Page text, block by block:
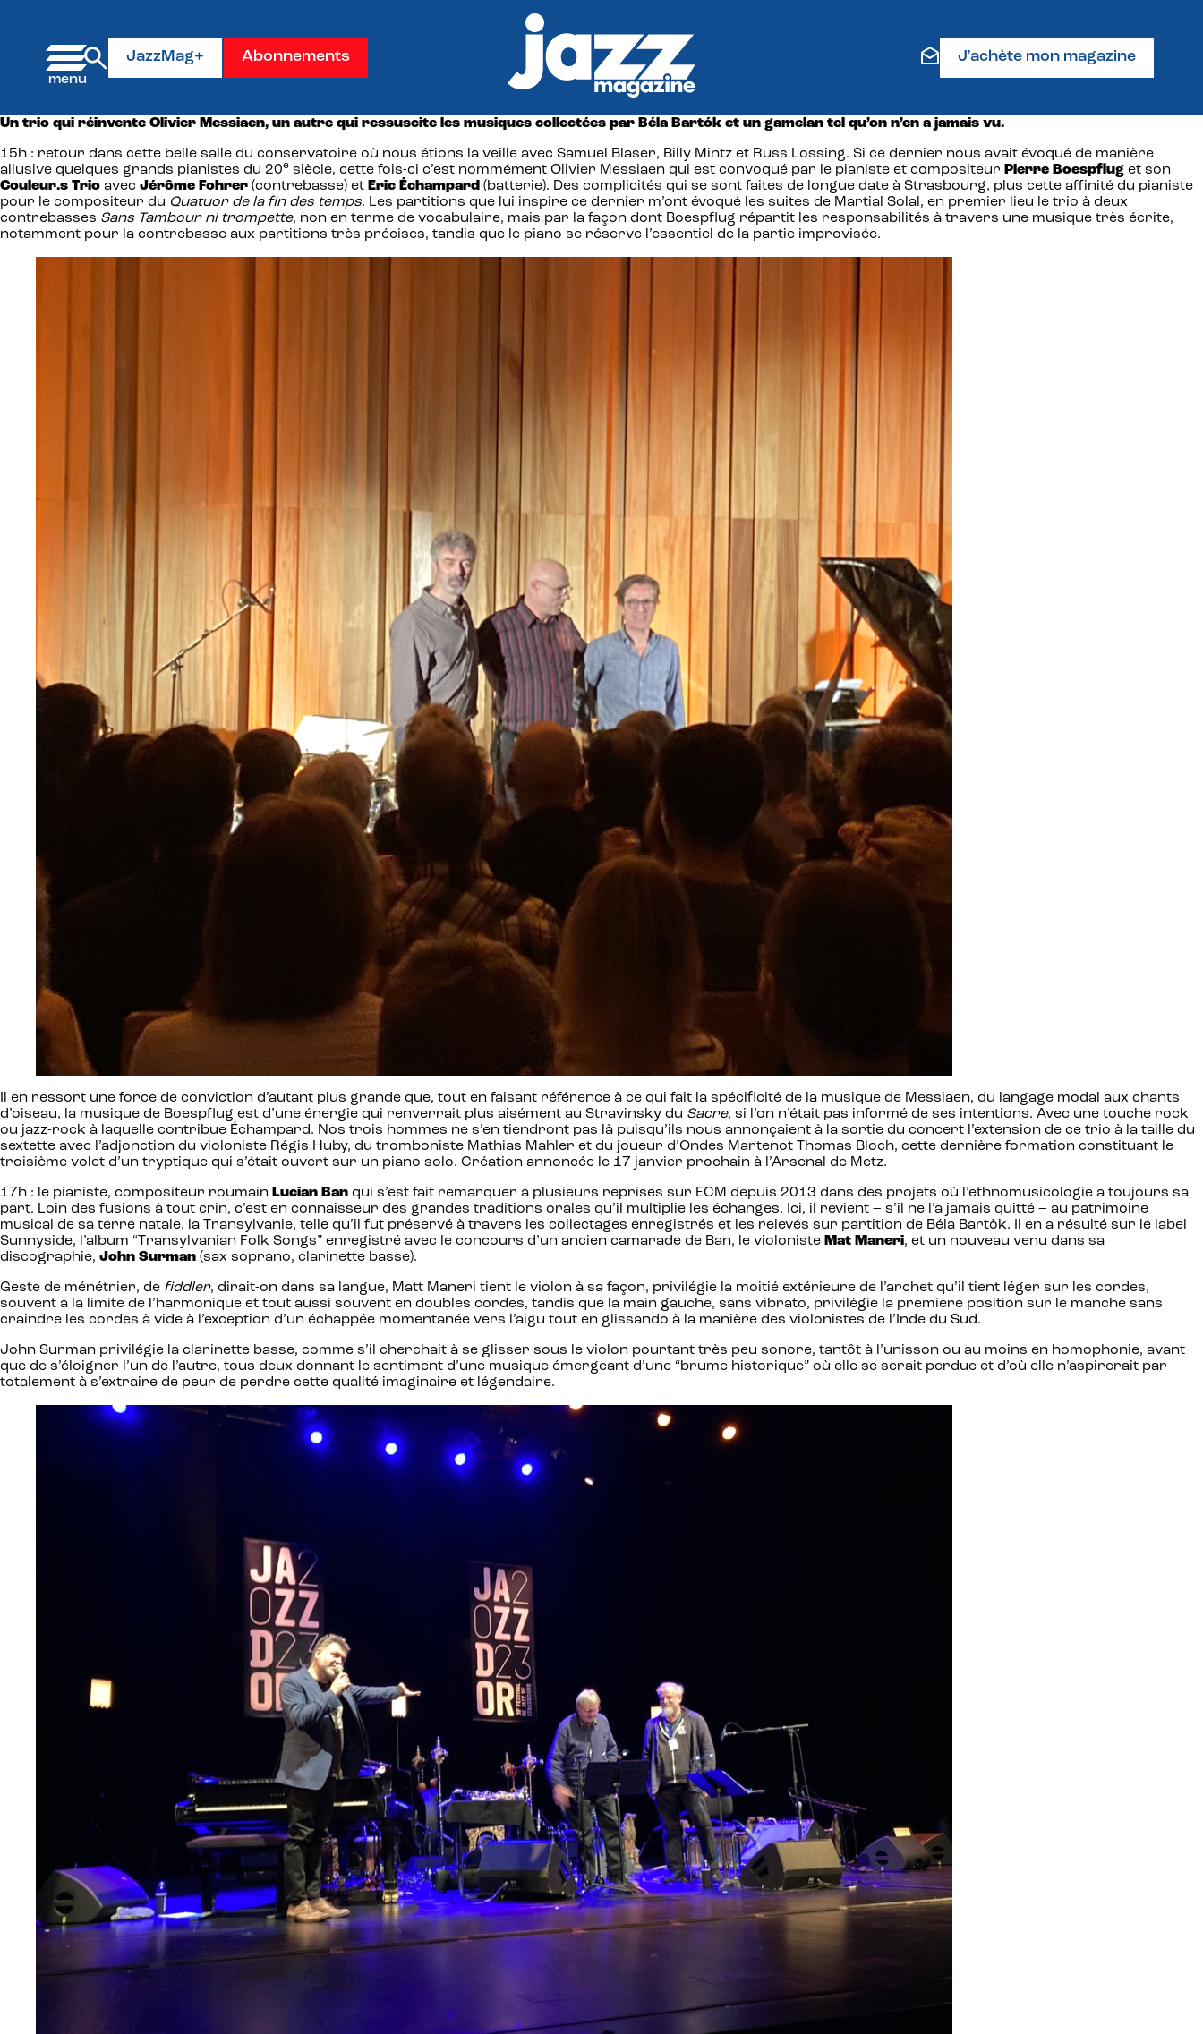
JazzMag+ Abonnements J'achète mon magazine
Un trio qui réinvente Olivier Messiaen, un autre qui ressuscite les musiques collectées par Béla Bartók et un gamelan tel qu’on n’en a jamais vu.
15h : retour dans cette belle salle du conservatoire où nous étions la veille avec Samuel Blaser, Billy Mintz et Russ Lossing. Si ce dernier nous avait évoqué de manière
allusive quelques grands pianistes du 20e siècle, cette fois-ci c’est nommément Olivier Messiaen qui est convoqué par le pianiste et compositeur Pierre Boespflug et son
Couleur.s Trio avec Jérôme Fohrer (contrebasse) et Eric Échampard (batterie). Des complicités qui se sont faites de longue date à Strasbourg, plus cette affinité du pianiste
pour le compositeur du Quatuor de la fin des temps. Les partitions que lui inspire ce dernier m’ont évoqué les suites de Martial Solal, en premier lieu le trio à deux
contrebasses Sans Tambour ni trompette, non en terme de vocabulaire, mais par la façon dont Boespflug répartit les responsabilités à travers une musique très écrite,
notamment pour la contrebasse aux partitions très précises, tandis que le piano se réserve l’essentiel de la partie improvisée.
Il en ressort une force de conviction d’autant plus grande que, tout en faisant référence à ce qui fait la spécificité de la musique de Messiaen, du langage modal aux chants
d’oiseau, la musique de Boespflug est d’une énergie qui renverrait plus aisément au Stravinsky du Sacre, si l’on n’était pas informé de ses intentions. Avec une touche rock
ou jazz-rock à laquelle contribue Échampard. Nos trois hommes ne s’en tiendront pas là puisqu’ils nous annonçaient à la sortie du concert l’extension de ce trio à la taille du
sextette avec l’adjonction du violoniste Régis Huby, du tromboniste Mathias Mahler et du joueur d’Ondes Martenot Thomas Bloch, cette dernière formation constituant le
troisième volet d’un tryptique qui s’était ouvert sur un piano solo. Création annoncée le 17 janvier prochain à l’Arsenal de Metz.
17h : le pianiste, compositeur roumain Lucian Ban qui s’est fait remarquer à plusieurs reprises sur ECM depuis 2013 dans des projets où l’ethnomusicologie a toujours sa
part. Loin des fusions à tout crin, c’est en connaisseur des grandes traditions orales qu’il multiplie les échanges. Ici, il revient – s’il ne l’a jamais quitté – au patrimoine
musical de sa terre natale, la Transylvanie, telle qu’il fut préservé à travers les collectages enregistrés et les relevés sur partition de Béla Bartòk. Il en a résulté sur le label
Sunnyside, l’album “Transylvanian Folk Songs” enregistré avec le concours d’un ancien camarade de Ban, le violoniste Mat Maneri, et un nouveau venu dans sa
discographie, John Surman (sax soprano, clarinette basse).
Geste de ménétrier, de fiddler, dirait-on dans sa langue, Matt Maneri tient le violon à sa façon, privilégie la moitié extérieure de l’archet qu’il tient léger sur les cordes,
souvent à la limite de l’harmonique et tout aussi souvent en doubles cordes, tandis que la main gauche, sans vibrato, privilégie la première position sur le manche sans
craindre les cordes à vide à l’exception d’un échappée momentanée vers l’aigu tout en glissando à la manière des violonistes de l’Inde du Sud.
John Surman privilégie la clarinette basse, comme s’il cherchait à se glisser sous le violon pourtant très peu sonore, tantôt à l’unisson ou au moins en homophonie, avant
que de s’éloigner l’un de l’autre, tous deux donnant le sentiment d’une musique émergeant d’une “brume historique” où elle se serait perdue et d’où elle n’aspirerait par
totalement à s’extraire de peur de perdre cette qualité imaginaire et légendaire.